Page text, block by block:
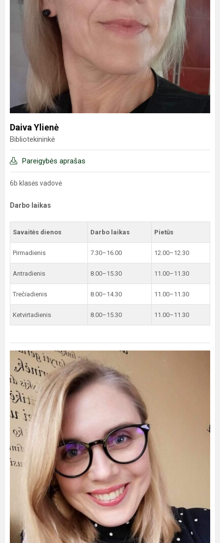
Daiva Ylienė
Bibliotekininkė
Pareigybės aprašas
6b klasės vadovė
Darbo laikas
Savaitės dienos Darbo laikas Pietūs
Pirmadienis 7.30–16.00 12.00–12.30
Antradienis 8.00–15.30 11.00–11.30
Trečiadienis 8.00–14.30 11.00–11.30
Ketvirtadienis 8.00–15.30 11.00–11.30